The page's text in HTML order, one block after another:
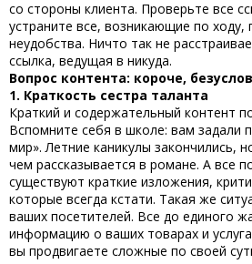
со стороны клиента. Проверьте все
устраните все, возникающие по ходу,
неудобства. Ничто так не
ссылка, ведущая в никуда.
Вопрос контента: короче,
1. Краткость сестра таланта
Краткий и содержательный контент
Вспомните себя в школе: вам задали
мир». Летние каникулы закончились,
чем рассказывается в романе. А все
существуют краткие изложения,
которые всегда кстати. Такая же
ваших посетителей. Все до единого
информацию о ваших товарах и
вы продвигаете сложные по своей